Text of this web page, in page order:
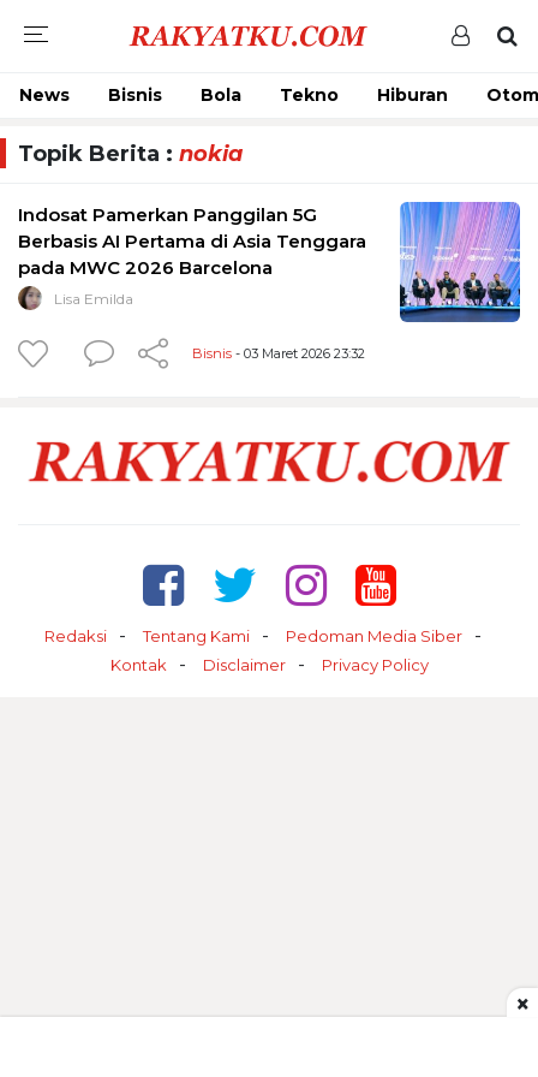
News Bisnis Bola Tekno Hiburan
Topik Berita : nokia
Indosat Pamerkan Panggilan 5G
Berbasis AI Pertama di Asia Tenggara
pada MWC 2026 Barcelona
Lisa Emilda
Bisnis - 03 Maret 2026 23:32
Redaksi Tentang Kami
Pedoman Media Siber
Kontak
Disclaimer Privacy Policy
×